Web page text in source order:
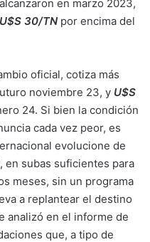
en marzo 2023,
U$S 30/TN por encima del
oficial, cotiza más
noviembre 23, y U$S
24. Si bien la condición
cada vez peor, es
evolucione de
en subas suficientes para
meses, sin un programa
a replantear el destino
analizó en el informe de
que, a tipo de